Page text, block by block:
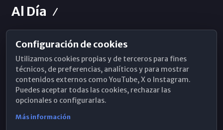
Al Día
Horarios de Misa
Hemeroteca
WhatsApp
Configuración de cookies
Utilizamos cookies propias y de terceros para fines
técnicos, de preferencias, analíticos y para mostrar
contenidos externos como YouTube, X o Instagram.
Puedes aceptar todas las cookies, rechazar las
opcionales o configurarlas.
Más información